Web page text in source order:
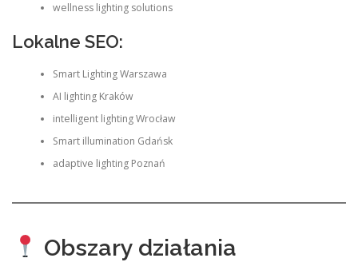
wellness lighting solutions
Lokalne SEO:
Smart Lighting Warszawa
AI lighting Kraków
intelligent lighting Wrocław
Smart illumination Gdańsk
adaptive lighting Poznań
Obszary działania